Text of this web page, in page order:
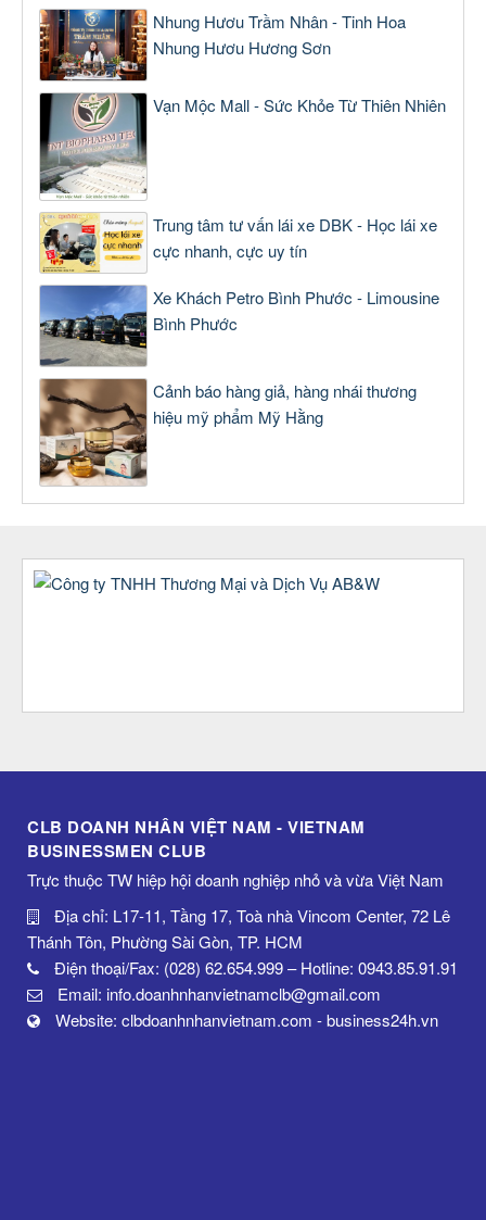
Nhung Hươu Trầm Nhân - Tinh Hoa
Nhung Hươu Hương Sơn
Vạn Mộc Mall - Sức Khỏe Từ Thiên Nhiên
Trung tâm tư vấn lái xe DBK - Học lái xe
cực nhanh, cực uy tín
Xe Khách Petro Bình Phước - Limousine
Bình Phước
Cảnh báo hàng giả, hàng nhái thương
hiệu mỹ phẩm Mỹ Hằng
CLB DOANH NHÂN VIỆT NAM - VIETNAM
BUSINESSMEN CLUB
Trực thuộc TW hiệp hội doanh nghiệp nhỏ và vừa Việt Nam
Địa chỉ: L17-11, Tầng 17, Toà nhà Vincom Center, 72 Lê
Thánh Tôn, Phường Sài Gòn, TP. HCM
Điện thoại/Fax: (028) 62.654.999 – Hotline: 0943.85.91.91
Email: info.doanhnhanvietnamclb@gmail.com
Website: clbdoanhnhanvietnam.com - business24h.vn